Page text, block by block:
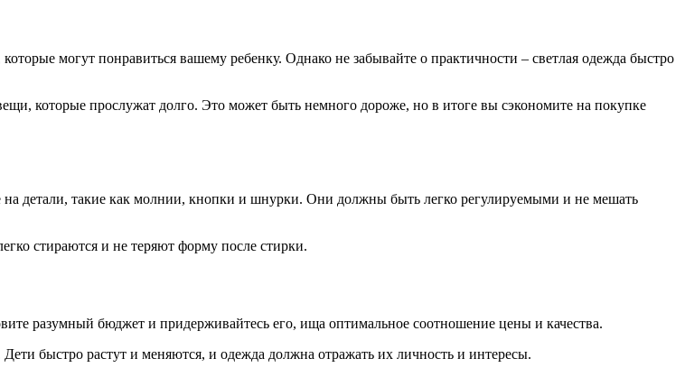
могут понравиться вашему ребенку. Однако не забывайте о практичности – светлая одежда быстро
которые прослужат долго. Это может быть немного дороже, но в итоге вы сэкономите на покупке
детали, такие как молнии, кнопки и шнурки. Они должны быть легко регулируемыми и не мешать
стираются и не теряют форму после стирки.
разумный бюджет и придерживайтесь его, ища оптимальное соотношение цены и качества.
быстро растут и меняются, и одежда должна отражать их личность и интересы.